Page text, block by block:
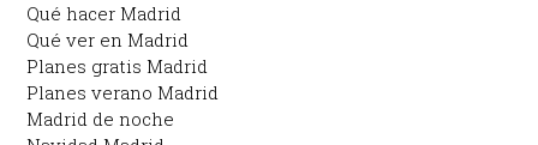
Qué hacer Madrid
Qué ver en Madrid
Planes gratis Madrid
Planes verano Madrid
Madrid de noche